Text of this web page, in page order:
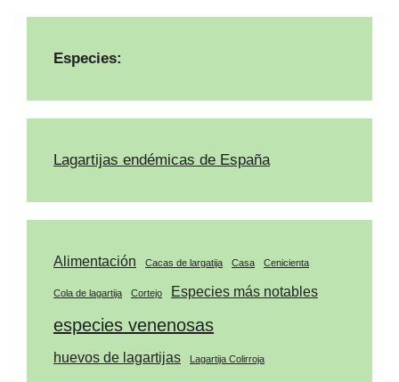
Especies:
Lagartijas endémicas de España
Alimentación Cacas de largatija Casa Cenicienta
Cola de lagartija Cortejo Especies más notables
especies venenosas
huevos de lagartijas Lagartija Colirroja